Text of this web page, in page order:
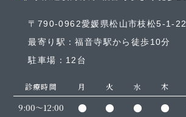
〒790-0962愛媛県松山市枝松5-1-22
最寄り駅：福音寺駅から徒歩10分
駐車場：12台
診療時間 月 火 水 木
9:00～12:00 ● ● ● ●